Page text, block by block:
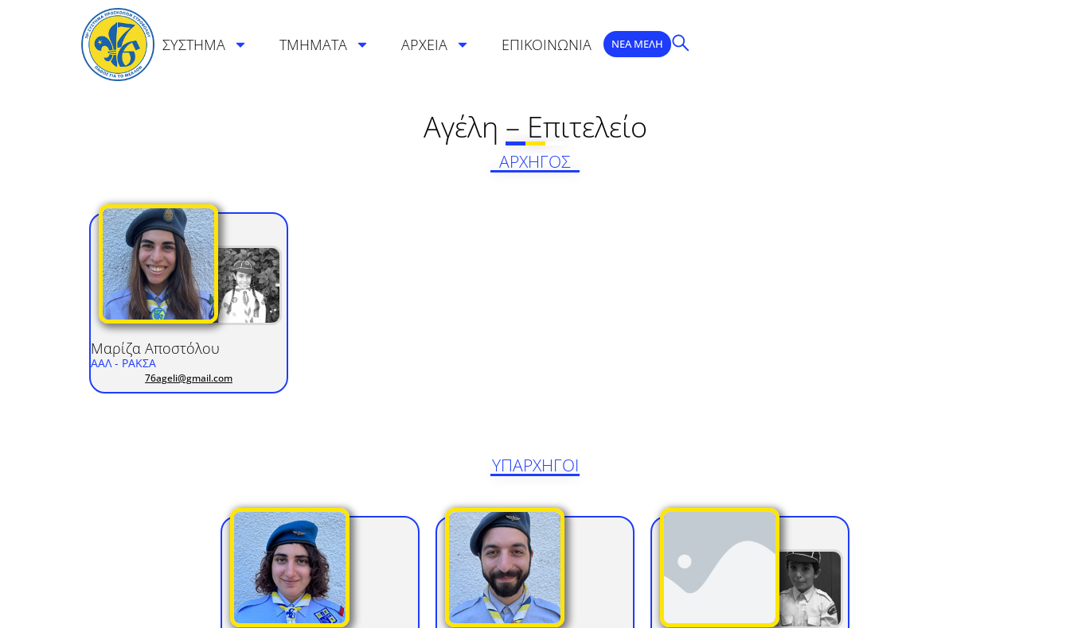
ΣΥΣΤΗΜΑ ΤΜΗΜΑΤΑ ΑΡΧΕΙΑ ΕΠΙΚΟΙΝΩΝΙΑ ΝΕΑ ΜΕΛΗ
Αγέλη – Επιτελείο
ΑΡΧΗΓΟΣ
Μαρίζα Αποστόλου
ΑΑΛ - ΡΑΚΣΑ
76ageli@gmail.com
ΥΠΑΡΧΗΓΟΙ